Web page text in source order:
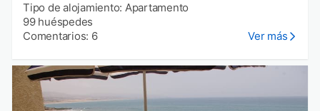
Tipo de alojamiento: Apartamento
99 huéspedes
Comentarios: 6
Ver más